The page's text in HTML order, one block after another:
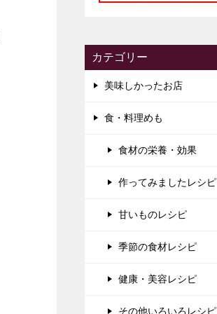
カテゴリー
美味しかったお店
食・料理めも
食材の栄養・効果
作ってみましたレシピ
甘いものレシピ
季節の食材レシピ
健康・美容レシピ
その他いろいろレシピ